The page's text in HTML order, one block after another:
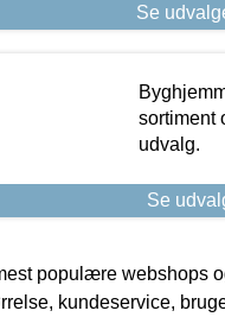
Se
sortiment
udvalg.
Se
populære webshops
kundeservice,